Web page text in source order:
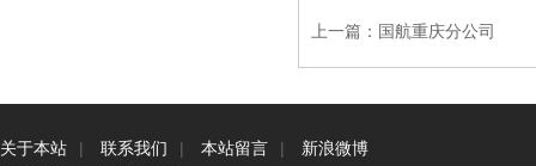
上一篇： 国航重庆分公司
关于本站 | 联系我们 | 本站留言 |
新浪微博